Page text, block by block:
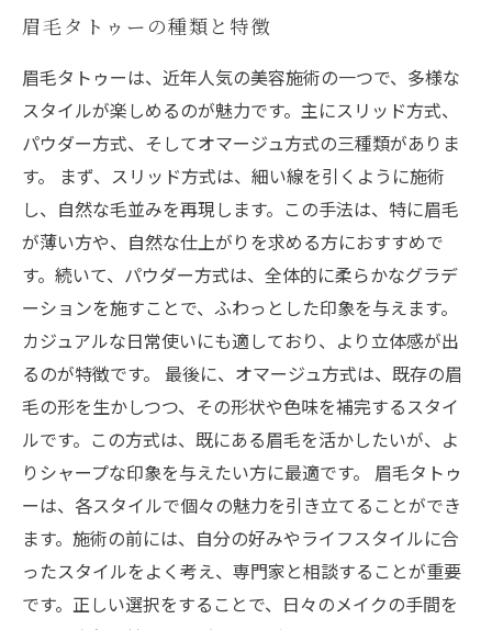
眉毛タトゥーの種類と特徴
眉毛タトゥーは、近年人気の美容施術の一つで、多様な
スタイルが楽しめるのが魅力です。主にスリッド方式、
パウダー方式、そしてオマージュ方式の三種類がありま
す。 まず、スリッド方式は、細い線を引くように施術
し、自然な毛並みを再現します。この手法は、特に眉毛
が薄い方や、自然な仕上がりを求める方におすすめで
す。続いて、パウダー方式は、全体的に柔らかなグラデ
ーションを施すことで、ふわっとした印象を与えます。
カジュアルな日常使いにも適しており、より立体感が出
るのが特徴です。 最後に、オマージュ方式は、既存の眉
毛の形を生かしつつ、その形状や色味を補完するスタイ
ルです。この方式は、既にある眉毛を活かしたいが、よ
りシャープな印象を与えたい方に最適です。 眉毛タトゥ
ーは、各スタイルで個々の魅力を引き立てることができ
ます。施術の前には、自分の好みやライフスタイルに合
ったスタイルをよく考え、専門家と相談することが重要
です。正しい選択をすることで、日々のメイクの手間を